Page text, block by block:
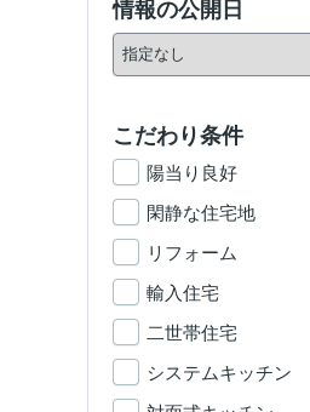
情報の公開日
こだわり条件
陽当り良好
閑静な住宅地
リフォーム
輸入住宅
二世帯住宅
システムキッチン